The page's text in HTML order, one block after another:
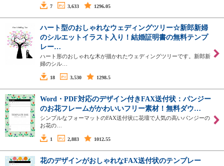
7 3,633 1296.05
ハート型のおしゃれなウェディングツリー☆新郎新婦
のシルエットイラスト入り！結婚証明書の無料テンプ
レー…
ハート形のおしゃれな木が描かれたウェディングツリーです。新郎新
婦のシル…
18 3,530 1298.5
Word・PDF対応のデザイン付きFAX送付状：パンジー
のお花フレームがかわいいフリー素材！無料ダウ…
シンプルなフォーマットのFAX送付状に花壇で人気の高いパンジーの
お花の…
1 2,883 1012.55
花のデザインがおしゃれなFAX送付状のテンプレー